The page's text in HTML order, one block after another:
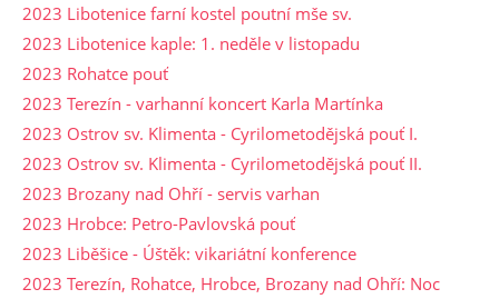
2023 Libotenice farní kostel poutní mše sv.
2023 Libotenice kaple: 1. neděle v listopadu
2023 Rohatce pouť
2023 Terezín - varhanní koncert Karla Martínka
2023 Ostrov sv. Klimenta - Cyrilometodějská pouť I.
2023 Ostrov sv. Klimenta - Cyrilometodějská pouť II.
2023 Brozany nad Ohří - servis varhan
2023 Hrobce: Petro-Pavlovská pouť
2023 Liběšice - Úštěk: vikariátní konference
2023 Terezín, Rohatce, Hrobce, Brozany nad Ohří: Noc